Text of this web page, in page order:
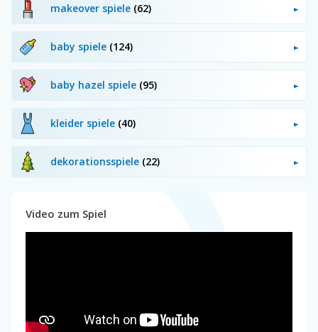
makeover spiele (62)
baby spiele (124)
baby hazel spiele (95)
kleider spiele (40)
dekorationsspiele (22)
Video zum Spiel